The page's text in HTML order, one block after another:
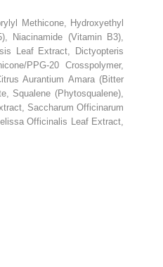
Methicone, Hydroxyethyl
Niacinamide (Vitamin B3),
Leaf Extract, Dictyopteris
PPG-20 Crosspolymer,
Aurantium Amara (Bitter
Squalene (Phytosqualene),
Saccharum Officinarum
Officinalis Leaf Extract,